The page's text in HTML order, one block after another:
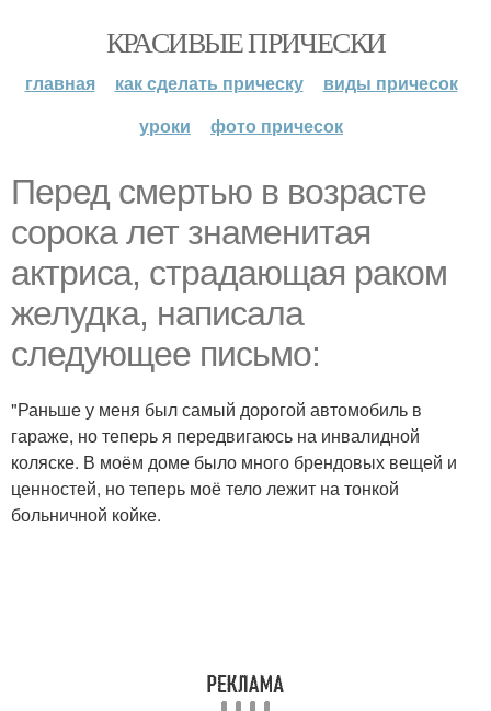
КРАСИВЫЕ ПРИЧЕСКИ
главная как сделать прическу
виды причесок
уроки
фото причесок
Перед смертью в возрасте
сорока лет знаменитая
актриса, страдающая раком
желудка, написала
следующее письмо:
"Раньше у меня был самый дорогой автомобиль в
гараже, но теперь я передвигаюсь на инвалидной
коляске. В моём доме было много брендовых вещей и
ценностей, но теперь моё тело лежит на тонкой
больничной койке.